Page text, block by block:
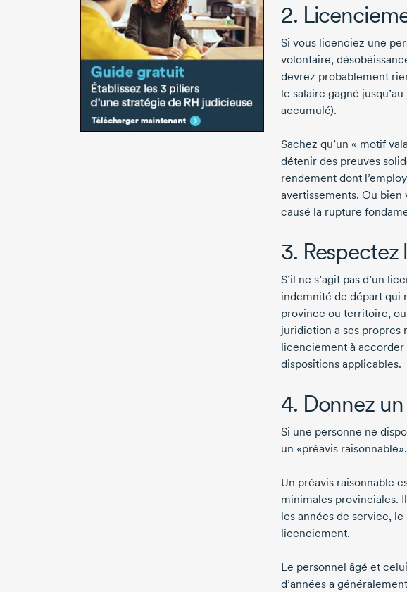
2.
Si vous licenciez une
volontaire,
devrez probablement
le salaire gagné
accumulé).
Sachez qu’un « motif
détenir des preuves
rendement dont
avertissements. Ou
causé la rupture
3.
S’il ne s’agit pas d’un
indemnité de départ qui
province ou territoire,
juridiction a ses propres
licenciement à accorder
dispositions applicables.
4. Donnez
Si une personne ne
un «préavis raisonnable».
Un préavis raisonnable
minimales provinciales.
les années de service,
licenciement.
Le personnel âgé et
d’années a